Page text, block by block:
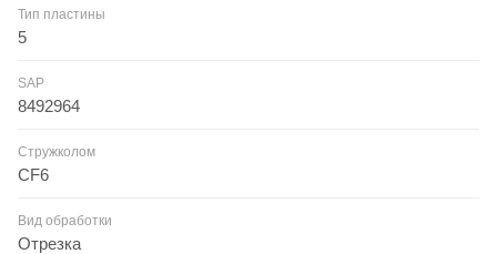
Тип пластины
5
SAP
8492964
Стружколом
CF6
Вид обработки
Отрезка